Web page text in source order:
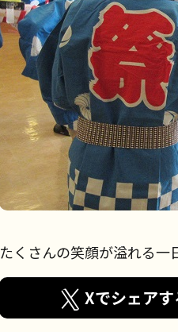
たくさんの笑顔が溢れる一
Xでシェア